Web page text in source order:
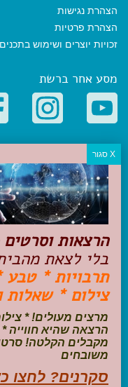
הצהרת נגישות
הצהרת פרטיות
זכויות יוצרים ושימוש בתכנים
מסע אחר ברשת
קטגוריות פופולריות
יעדים
טיולים בישראל
מלונות בוטיק בישראל
טיפים והמלצות
הכנות לנסיעה
טיולי ג'יפים
טיולים עם ילדים
שייט, הפלגות, קרוזים
עקבו אחרינו בפייסבוק
הרצאות
בלי לצאת
תרבויות * טבע
צילום * שאלות
מרצים מעולים! *
הרצאה שהיא חווייה *
מקבלים הקלטה!
משובחים
סקרנים? לחצו